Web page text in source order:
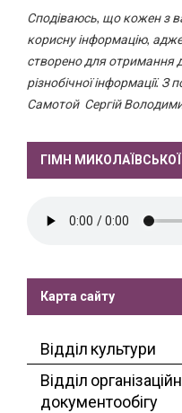
Сподіваюсь, що кожен з
корисну інформацію,
створено для отримання
різнобічної інформації. З
Самотой Сергій
ГІМН
Карта сайту
Відділ культури
Відділ
документообігу